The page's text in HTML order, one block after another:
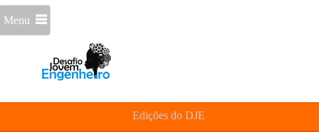
Menu
Edições do DJE